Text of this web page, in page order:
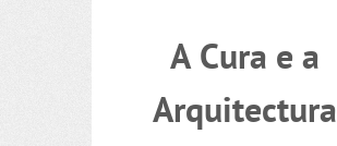
A Cura e a
Arquitectura